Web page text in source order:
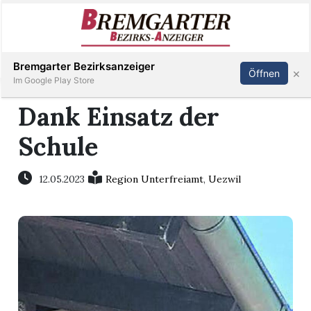
Immobilien
Veranstaltungen
Stellen
Newsletter
Inserieren Abonnieren Anmelden
Dank Einsatz der
Schule
12.05.2023 Region Unterfreiamt,Uezwil
Bremgarter Bezirksanzeiger
Im Google Play Store
Öffnen ×